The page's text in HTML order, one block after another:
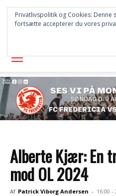
Alberte Kjær: En
mod OL 2024
Af Patrick Viborg Andersen - 16:00 -
Privatlivspolitik og Cookies: Denne
fortsætte accepterer du vores